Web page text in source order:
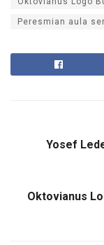
Peresmian aula
Yosef
Oktovianus